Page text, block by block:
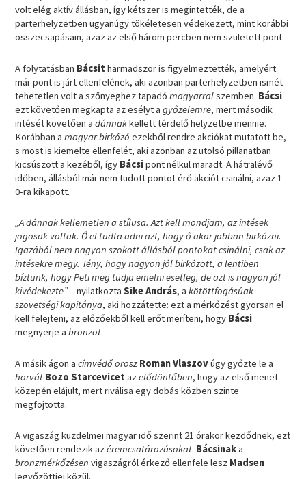
volt elég aktív állásban, így kétszer is megintették, de a
parterhelyzetben ugyanúgy tökéletesen védekezett, mint korábbi
összecsapásain, azaz az első három percben nem született pont.
A folytatásban Bácsit harmadszor is figyelmeztették, amelyért
már pont is járt ellenfelének, aki azonban parterhelyzetben ismét
tehetetlen volt a szőnyeghez tapadómagyarralszemben. Bácsi
ezt követően megkapta az esélyt agyőzelemre, mert második
intését követően adánnakkellett térdelő helyzetbe mennie.
Korábban amagyar birkózó ezekből rendre akciókat mutatott be,
s most is kiemelte ellenfelét, aki azonban az utolsó pillanatban
kicsúszott a kezéből, így Bácsipont nélkül maradt. A hátralévő
időben, állásból már nem tudott pontot érő akciót csinálni, azaz 1-
0-ra kikapott.
„A dánnak kellemetlen a stílusa. Azt kell mondjam, az intések
jogosak voltak. Ő el tudta adni azt, hogy ő akar jobban birkózni.
Igazából nem nagyon szokott állásból pontokat csinálni, csak az
intésekre megy. Tény, hogy nagyon jól birkózott, a lentiben
bíztunk, hogy Peti meg tudja emelni esetleg, de azt is nagyon jól
kivédekezte”– nyilatkoztaSike András, akötöttfogásúak
szövetségi kapitánya, aki hozzátette: ezt a mérkőzést gyorsan el
kell felejteni, az előzőekből kell erőt meríteni, hogy Bácsi
megnyerje abronzot.
A másik ágon acímvédőorosz Roman Vlaszovúgy győzte le a
horvát Bozo Starcevicet azelődöntőben, hogy az első menet
közepén elájult, mert riválisa egy dobás közben szinte
megfojtotta.
A vigaszág küzdelmei magyar idő szerint 21 órakor kezdődnek, ezt
követően rendezik azéremcsatározásokat. Bácsinaka
bronzmérkőzésen vigaszágról érkező ellenfele lesz Madsen
legyőzöttjei közül.